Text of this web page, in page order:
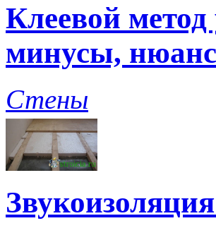
Клеевой
минусы,
Стены